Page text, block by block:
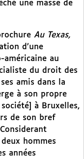
une masse de
Au Texas,
d’une
américaine au
du droit des
amis dans la
à son propre
à Bruxelles,
de son bref
hommes
années